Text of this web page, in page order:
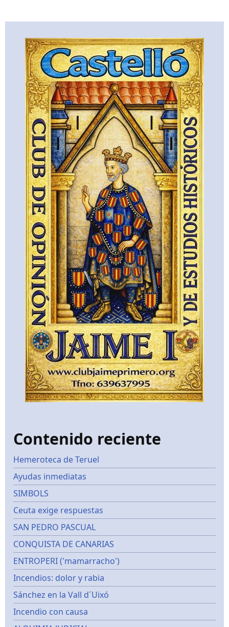
Contenido reciente
Hemeroteca de Teruel
Ayudas inmediatas
SIMBOLS
Ceuta exige respuestas
SAN PEDRO PASCUAL
CONQUISTA DE CANARIAS
ENTROPERI ('mamarracho')
Incendios: dolor y rabia
Sánchez en la Vall d´Uixó
Incendio con causa